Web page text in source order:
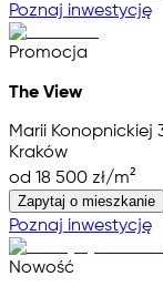
Poznaj inwestycję
Promocja
The View
Marii Konopnickiej
Kraków
od 18 500 zł/m²
Zapytaj o mieszkanie
Poznaj inwestycję
Nowość